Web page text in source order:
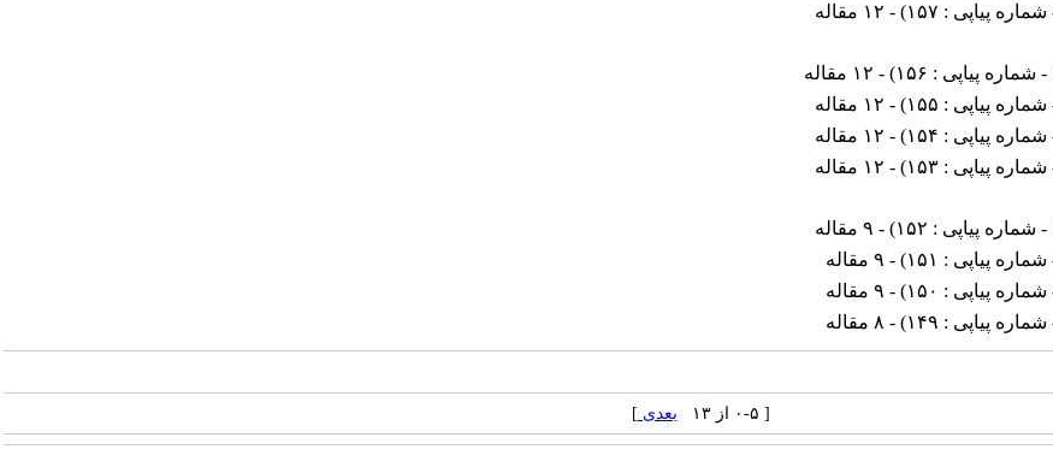
) - ۱۲ مقاله
) - ۱۲ مقاله
) - ۱۲ مقاله
) - ۱۲ مقاله
) - ۱۲ مقاله
) - ۹ مقاله
) - ۹ مقاله
) - ۹ مقاله
) - ۸ مقاله
[ ۰-۵ از ۱۳ بعدی ]